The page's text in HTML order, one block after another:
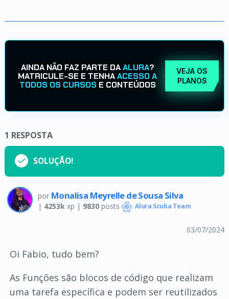
AINDA NÃO FAZ PARTE DAALURA?
MATRICULE-SE E TENHAACESSO A
TODOS OS CURSOS E CONTEÚDOS
VEJA OS
PLANOS
1 RESPOSTA
SOLUÇÃO!
por Monalisa Meyrelle de Sousa Silva
| 4253k xp | 9830posts Alura Scuba Team
03/07/2024
Oi Fabio, tudo bem?
As Funções são blocos de código que realizam
uma tarefa específica e podem ser reutilizados